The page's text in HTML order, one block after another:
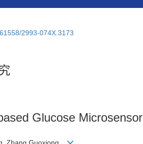
2993-074X.3173
Glucose Microsensor
Zhang Guoxiong